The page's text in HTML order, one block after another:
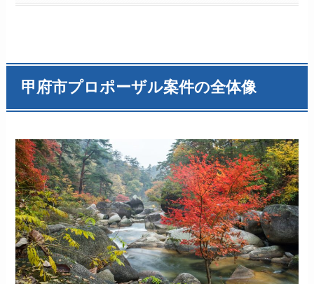
甲府市プロポーザル案件の全体像